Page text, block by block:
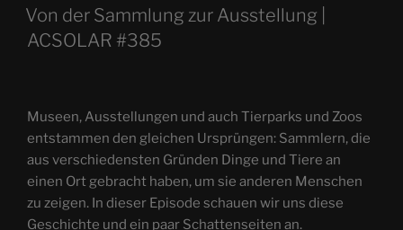
AM
Von der Sammlung zur Ausstellung |
ACSOLAR #385
Museen, Ausstellungen und auch Tierparks und Zoos
entstammen den gleichen Ursprüngen: Sammlern, die
aus verschiedensten Gründen Dinge und Tiere an
einen Ort gebracht haben, um sie anderen Menschen
zu zeigen. In dieser Episode schauen wir uns diese
Geschichte und ein paar Schattenseiten an.